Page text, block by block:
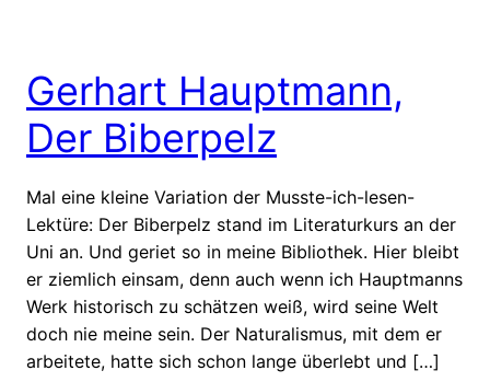
Gerhart Hauptmann,
Der Biberpelz
Mal eine kleine Variation der Musste-ich-lesen-
Lektüre: Der Biberpelz stand im Literaturkurs an der
Uni an. Und geriet so in meine Bibliothek. Hier bleibt
er ziemlich einsam, denn auch wenn ich Hauptmanns
Werk historisch zu schätzen weiß, wird seine Welt
doch nie meine sein. Der Naturalismus, mit dem er
arbeitete, hatte sich schon lange überlebt und […]